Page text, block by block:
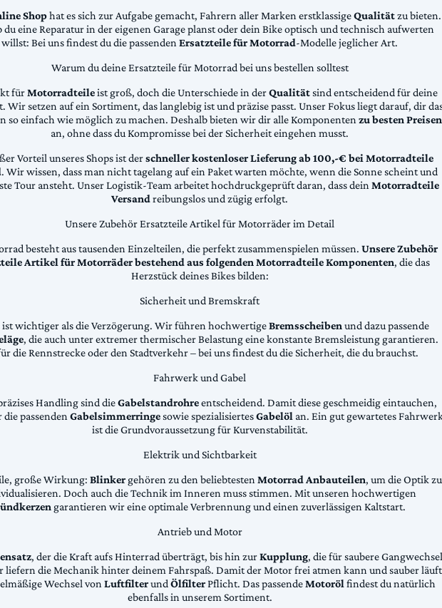
Shophat es sich zur Aufgabe gemacht, Fahrern aller Marken erstklassigeQualitätzu bieten.
du eine Reparatur in der eigenen Garage planst oder dein Bike optisch und technisch aufwerten
willst: Bei uns findest du die passendenErsatzteile für Motorrad-Modelle jeglicher Art.
Warum du deine Ersatzteile für Motorrad bei uns bestellen solltest
fürMotorradteileist groß, doch die Unterschiede in derQualitätsind entscheidend für deine
Wir setzen auf ein Sortiment, das langlebig ist und präzise passt. Unser Fokus liegt darauf, dir
so einfach wie möglich zu machen. Deshalb bieten wir dir alle Komponentenzu besten Preisen
an, ohne dass du Kompromisse bei der Sicherheit eingehen musst.
Vorteil unseres Shops ist derschneller kostenloser Lieferung ab 100,-€ bei Motorradteile
. Wir wissen, dass man nicht tagelang auf ein Paket warten möchte, wenn die Sonne scheint und
Tour ansteht. Unser Logistik-Team arbeitet hochdruckgeprüft daran, dass deinMotorradteile
Versandreibungslos und zügig erfolgt.
Unsere Zubehör Ersatzteile Artikel für Motorräder im Detail
besteht aus tausenden Einzelteilen, die perfekt zusammenspielen müssen. Unsere Zubehör
Artikel für Motorräder bestehend aus folgenden Motorradteile Komponenten, die das
Herzstück deines Bikes bilden:
Sicherheit und Bremskraft
wichtiger als die Verzögerung. Wir führen hochwertigeBremsscheibenund dazu passende
, die auch unter extremer thermischer Belastung eine konstante Bremsleistung garantieren.
die Rennstrecke oder den Stadtverkehr – bei uns findest du die Sicherheit, die du brauchst.
Fahrwerk und Gabel
Handling sind dieGabelstandrohreentscheidend. Damit diese geschmeidig eintauchen,
passendenGabelsimmerringesowie spezialisiertesGabelöl an. Ein gut gewartetes
ist die Grundvoraussetzung für Kurvenstabilität.
Elektrik und Sichtbarkeit
große Wirkung: Blinker gehören zu den beliebtestenMotorrad Anbauteilen, um die Optik zu
Doch auch die Technik im Inneren muss stimmen. Mit unseren hochwertigen
garantieren wir eine optimale Verbrennung und einen zuverlässigen Kaltstart.
Antrieb und Motor
, der die Kraft aufs Hinterrad überträgt, bis hin zurKupplung, die für saubere Gangwechsel
liefern die Mechanik hinter deinem Fahrspaß. Damit der Motor frei atmen kann und sauber
Wechsel vonLuftfilterundÖlfilterPflicht. Das passendeMotorölfindest du natürlich
ebenfalls in unserem Sortiment.